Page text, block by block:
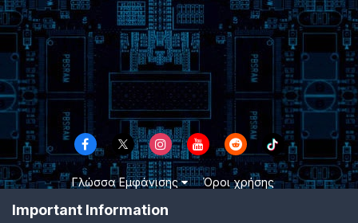
Γλώσσα Εμφάνισης
Όροι χρήσης
TheLab.gr 2003 -
Important Information